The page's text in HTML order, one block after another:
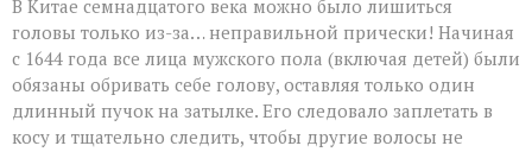
В Китае семнадцатого века можно было лишиться
головы только из-за… неправильной прически! Начиная
с 1644 года все лица мужского пола (включая детей) были
обязаны обривать себе голову, оставляя только один
длинный пучок на затылке. Его следовало заплетать в
косу и тщательно следить, чтобы другие волосы не